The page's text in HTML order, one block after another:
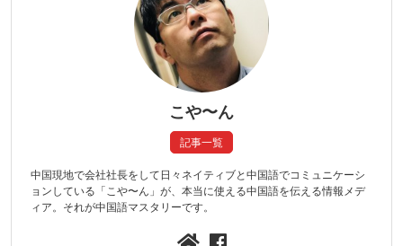
こや〜ん
記事一覧
中国現地で会社社長をして日々ネイティブと中国語でコミュニケーシ
ョンしている「こや〜ん」が、本当に使える中国語を伝える情報メデ
ィア。それが中国語マスタリーです。